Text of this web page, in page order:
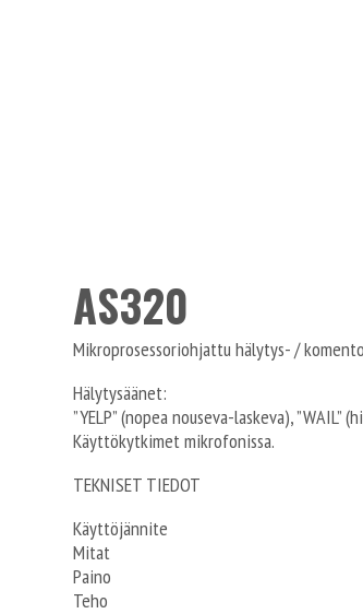
AS320
Mikroprosessoriohjattu hälytys- /
Hälytysäänet:
”YELP” (nopea nouseva-laskeva), ”WAIL”
Käyttökytkimet mikrofonissa.
TEKNISET TIEDOT
Käyttöjännite 12V
Mitat 55 x 135
Paino
Teho